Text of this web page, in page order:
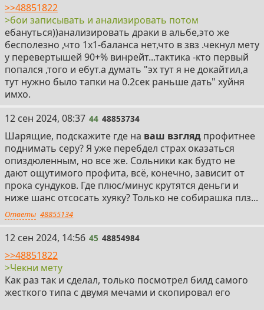
>>48851822
>бои записывать и анализировать потом
ебануться))анализировать драки в альбе,это же
бесполезно ,что 1х1-баланса нет,что в звз .чекнул мету
у перевертышей 90+% винрейт...тактика -кто первый
попался ,того и ебут.а думать "эх тут я не докайтил,а
тут нужно было тапки на 0.2сек раньше дать" хуйня
имхо.
44
12 сен 2024, 08:37 44 48853734
Шарящие, подскажите где на ваш взгляд профитнее
поднимать серу? Я уже перебдел страх оказаться
опиздюленным, но все же. Сольники как будто не
дают ощутимого профита, всё, конечно, зависит от
прока сундуков. Где плюс/минус крутятся деньги и
ниже шанс отсосать хуяку? Только не собирашка плз...
Ответы 48855134
45
12 сен 2024, 14:56 45 48854984
>>48851822
>Чекни мету
Как раз так и сделал, только посмотрел билд самого
жесткого типа с двумя мечами и скопировал его